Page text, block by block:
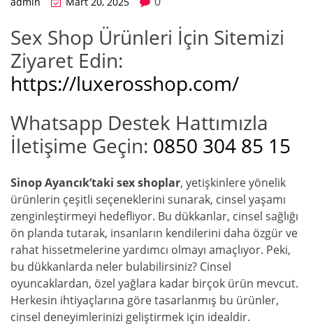
Sex Shop Ürünleri İçin Sitemizi
Ziyaret Edin:
https://luxerosshop.com/
Whatsapp Destek Hattımızla
İletişime Geçin: 0850 304 85 15
Sinop Ayancık’taki sex shoplar, yetişkinlere yönelik
ürünlerin çeşitli seçeneklerini sunarak, cinsel yaşamı
zenginleştirmeyi hedefliyor. Bu dükkanlar, cinsel sağlığı
ön planda tutarak, insanların kendilerini daha özgür ve
rahat hissetmelerine yardımcı olmayı amaçlıyor. Peki,
bu dükkanlarda neler bulabilirsiniz? Cinsel
oyuncaklardan, özel yağlara kadar birçok ürün mevcut.
Herkesin ihtiyaçlarına göre tasarlanmış bu ürünler,
cinsel deneyimlerinizi geliştirmek için idealdir.